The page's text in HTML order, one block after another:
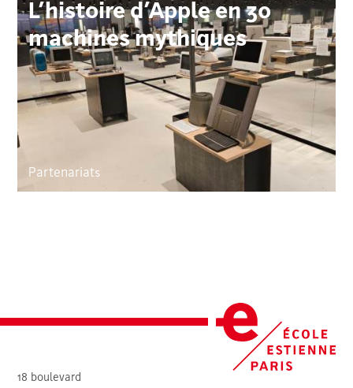
L’histoire d’Apple en 30
machines mythiques
Partenariats
18 boulevard